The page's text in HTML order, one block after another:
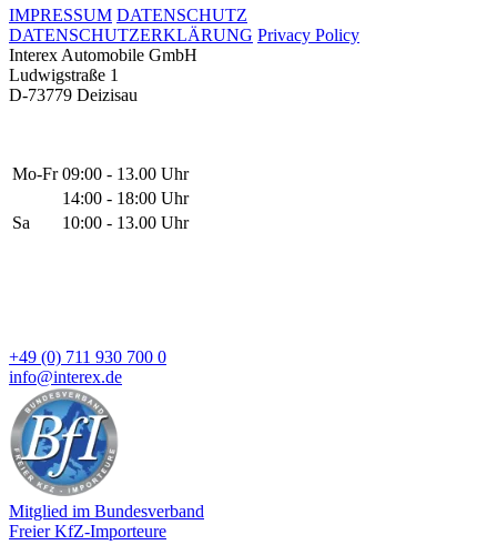
IMPRESSUM DATENSCHUTZ
DATENSCHUTZERKLÄRUNG Privacy Policy
Interex Automobile GmbH
Ludwigstraße 1
D-73779 Deizisau
Mo-Fr 09:00 - 13.00 Uhr
14:00 - 18:00 Uhr
Sa
10:00 - 13.00 Uhr
+49 (0) 711 930 700 0
info@interex.de
Mitglied im Bundesverband
Freier KfZ-Importeure